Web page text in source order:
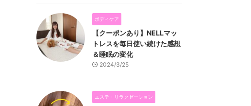
ボディケア
【クーポンあり】NELLマッ
トレスを毎日使い続けた感想
＆睡眠の変化
2024/3/25
エステ・リラクゼーション